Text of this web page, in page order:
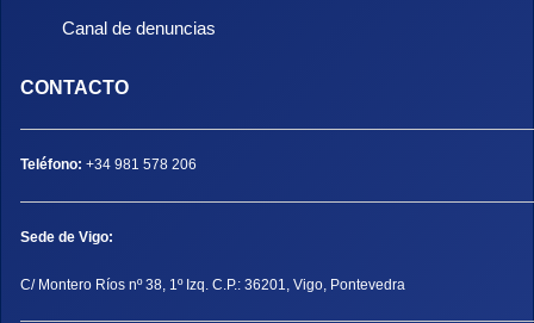
Canal de denuncias
CONTACTO
Teléfono: +34 981 578 206
Sede de Vigo:
C/ Montero Ríos nº 38, 1º Izq. C.P.: 36201, Vigo, Pontevedra